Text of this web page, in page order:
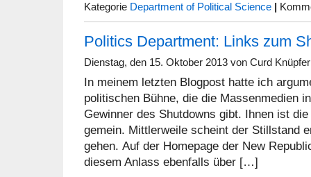
Kategorie Department of Political Science
Politics Department: Links zum
Dienstag, den 15. Oktober 2013 von Curd Knüpfer
In meinem letzten Blogpost hatte ich
politischen Bühne, die die Massenmedien
Gewinner des Shutdowns gibt. Ihnen ist
gemein. Mittlerweile scheint der Stillstand
gehen. Auf der Homepage der New
diesem Anlass ebenfalls über […]